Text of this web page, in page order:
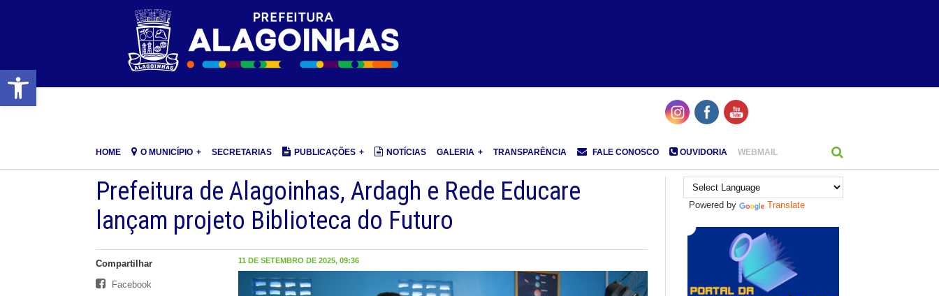
Barra de Ferramentas Aberta
HOME O MUNICÍPIO SECRETARIAS PUBLICAÇÕES NOTÍCIAS GALERIA TRANSPARÊNCIA FALE CONOSCO OUVIDORIA WEBMAIL
Prefeitura de Alagoinhas, Ardagh e Rede Educare
lançam projeto Biblioteca do Futuro
11 DE SETEMBRO DE 2025, 09:36
Compartilhar
Facebook
Powered by Translate